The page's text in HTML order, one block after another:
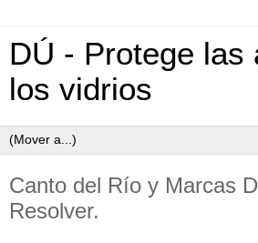
DÚ - Protege las
los vidrios
Canto del Río y Marcas
Resolver.